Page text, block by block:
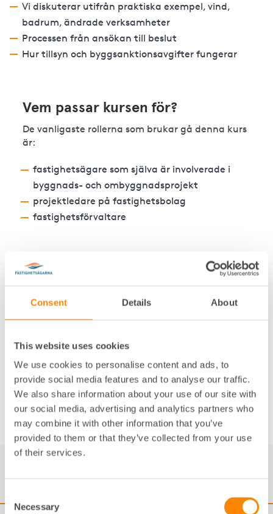
Consent Details About
This website uses cookies
We use cookies to personalise content and ads, to
provide social media features and to analyse our traffic.
We also share information about your use of our site with
our social media, advertising and analytics partners who
may combine it with other information that you’ve
provided to them or that they’ve collected from your use
of their services.
Selection
Necessary
Vi diskuterar utifrån praktiska exempel, vind,
badrum, ändrade verksamheter
Processen från ansökan till beslut
Hur tillsyn och byggsanktionsavgifter fungerar
Vem passar kursen för?
De vanligaste rollerna som brukar gå denna kurs
är:
fastighetsägare som själva är involverade i
byggnads- och ombyggnadsprojekt
projektledare på fastighetsbolag
fastighetsförvaltare
Detta lär du dig
På denna kurs får du en förståelse för hur plan-
utbildning vet du:
tillämpas
vilka följdkrav som kan ställas vid ändringar
och byggnationer